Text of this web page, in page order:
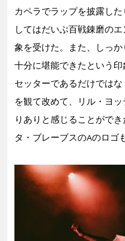
カペラでラップを披露し
してはだいぶ百戦錬磨の
象を受けた。また、しっ
十分に堪能できたという
セッターであるだけでは
を観て改めて、リル・ヨ
りありと感じることがで
タ・ブレーブスのAのロゴ